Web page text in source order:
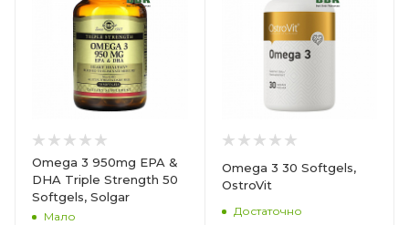
Omega 3 950mg EPA &
DHA Triple Strength 50
Softgels, Solgar
Мало
Omega 3 30 Softgels,
OstroVit
Достаточно